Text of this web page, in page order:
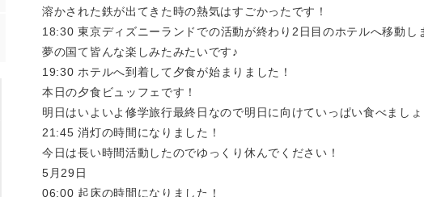
溶かされた鉄が出てきた時の熱気はすごかったです！
18:30 東京ディズニーランドでの活動が終わり2日目のホテルへ移動し
夢の国て皆んな楽しみたみたいです♪
19:30 ホテルへ到着して夕食が始まりました！
本日の夕食ビュッフェです！
明日はいよいよ修学旅行最終日なので明日に向けていっぱい食べましょ
21:45 消灯の時間になりました！
今日は長い時間活動したのでゆっくり休んでください！
5月29日
06:00 起床の時間になりました！